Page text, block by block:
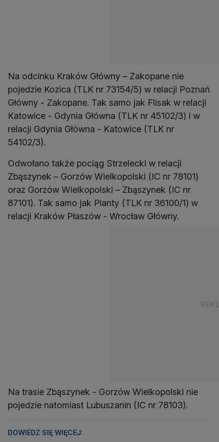
Na odcinku Kraków Główny – Zakopane nie
pojedzie Kozica (TLK nr 73154/5) w relacji Poznań
Główny - Zakopane. Tak samo jak Flisak w relacji
Katowice - Gdynia Główna (TLK nr 45102/3) i w
relacji Gdynia Główna - Katowice (TLK nr
54102/3).
Odwołano także pociąg Strzelecki w relacji
Zbąszynek – Gorzów Wielkopolski (IC nr 78101)
oraz Gorzów Wielkopolski – Zbąszynek (IC nr
87101). Tak samo jak Planty (TLK nr 36100/1) w
relacji Kraków Płaszów - Wrocław Główny.
Na trasie Zbąszynek - Gorzów Wielkopolski nie
pojedzie natomiast Lubuszanin (IC nr 78103).
DOWIEDZ SIĘ WIĘCEJ: